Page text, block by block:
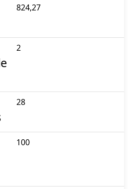
824,27
2
28
100